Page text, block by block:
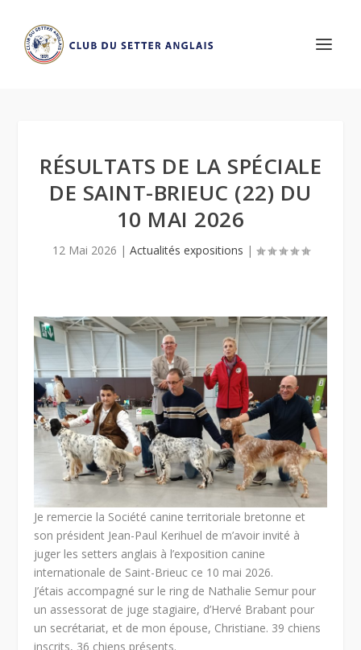
RÉSULTATS DE LA SPÉCIALE
DE SAINT-BRIEUC (22) DU
10 MAI 2026
12 Mai 2026 | Actualités expositions |
Je remercie la Société canine territoriale bretonne et
son président Jean-Paul Kerihuel de m’avoir invité à
juger les setters anglais à l’exposition canine
internationale de Saint-Brieuc ce 10 mai 2026.
J’étais accompagné sur le ring de Nathalie Semur pour
un assessorat de juge stagiaire, d’Hervé Brabant pour
un secrétariat, et de mon épouse, Christiane. 39 chiens
inscrits, 36 chiens présents.